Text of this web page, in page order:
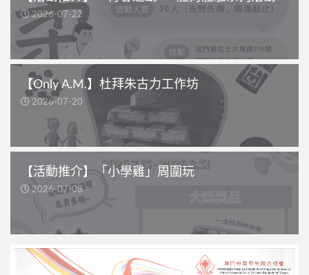
2026-07-22
【Only A.M.】杜拜朱古力工作坊
2026-07-20
【活動推介】「小學雞」周圍玩
2026-07-08